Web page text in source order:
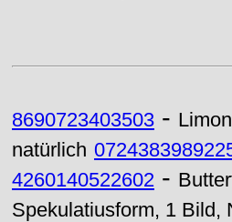
8690723403503 -
natürlich
4260140522602 -
Spekulatiusform, 1 Bild,